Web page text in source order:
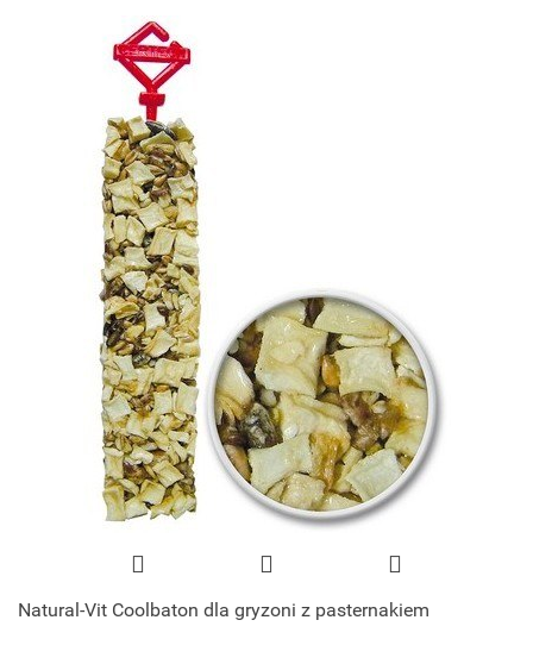
Natural-Vit Coolbaton dla gryzoni z pasternakiem